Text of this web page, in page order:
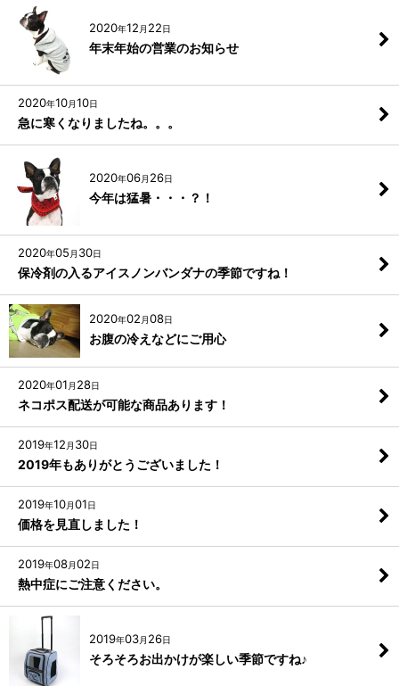
2020年12 月 22日
年末年始の営業のお知らせ
2020年10月10日
急に寒くなりましたね。。。
2020年06月 26日
今年は猛暑・・・？！
2020年05 月 30日
保冷剤の入るアイスノンバンダナの季節ですね！
2020年02 月08日
お腹の冷えなどにご用心
2020年01 月 28日
ネコポス配送が可能な商品あります！
2019年12 月 30日
2019年もありがとうございました！
2019年10月01日
価格を見直しました！
2019年08月02日
熱中症にご注意ください。
2019年03月 26日
そろそろお出かけが楽しい季節ですね♪